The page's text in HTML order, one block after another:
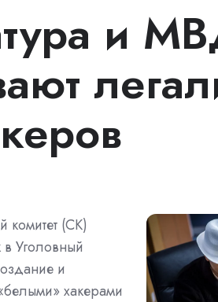
и
комитет (СК)
в Уголовный
и
хакерами